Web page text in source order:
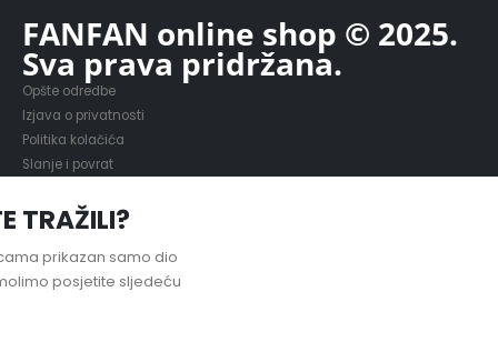
FANFAN online shop © 2025.
Sva prava pridržana.
Opšte odredbe
Izjava o privatnosti
Politika kolačića
Slanje i povrat
TRAŽILI?
prikazan samo dio
posjetite sljedeću